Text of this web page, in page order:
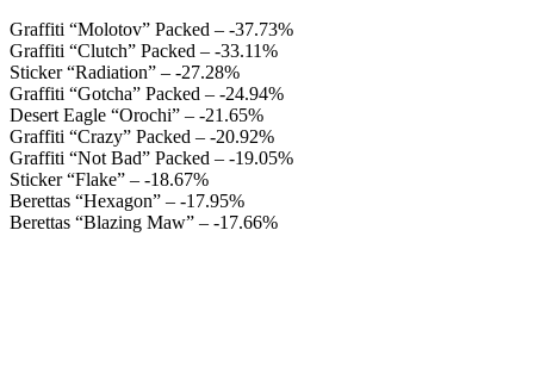
Graffiti “Molotov” Packed – -37.73%
Graffiti “Clutch” Packed – -33.11%
Sticker “Radiation” – -27.28%
Graffiti “Gotcha” Packed – -24.94%
Desert Eagle “Orochi” – -21.65%
Graffiti “Crazy” Packed – -20.92%
Graffiti “Not Bad” Packed – -19.05%
Sticker “Flake” – -18.67%
Berettas “Hexagon” – -17.95%
Berettas “Blazing Maw” – -17.66%